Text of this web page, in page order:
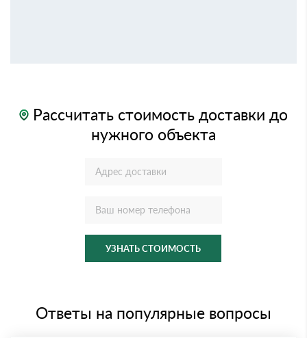
Рассчитать стоимость доставки до
нужного объекта
УЗНАТЬ СТОИМОСТЬ
Ответы на популярные вопросы